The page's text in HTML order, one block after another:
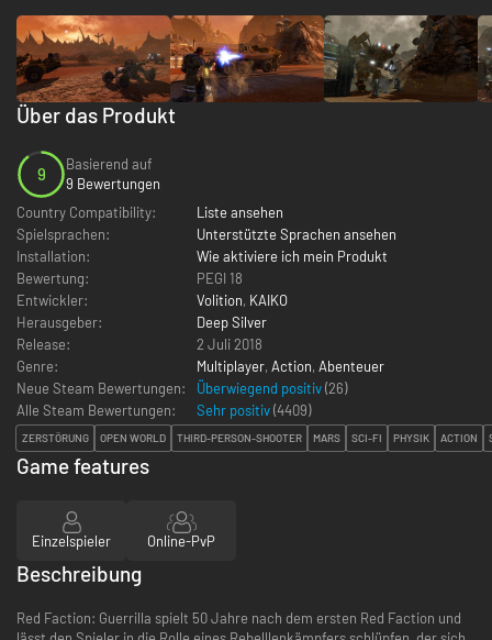
Über das Produkt
9
Basierend auf
9 Bewertungen
Country Compatibility:
Liste ansehen
Spielsprachen:
Unterstützte Sprachen ansehen
Installation:
Wie aktiviere ich mein Produkt
Bewertung:
PEGI 18
Entwickler:
Volition, KAIKO
Herausgeber:
Deep Silver
Release:
2 Juli 2018
Genre:
Multiplayer, Action, Abenteuer
Neue Steam Bewertungen:
Überwiegend positiv(26)
Alle Steam Bewertungen:
Sehr positiv(4409)
ZERSTÖRUNG OPEN WORLD THIRD-PERSON-SHOOTER MARS SCI-FI PHYSIK ACTION
Game features
Einzelspieler Online-PvP
Beschreibung
Red Faction: Guerrilla spielt 50 Jahre nach dem ersten Red Faction und